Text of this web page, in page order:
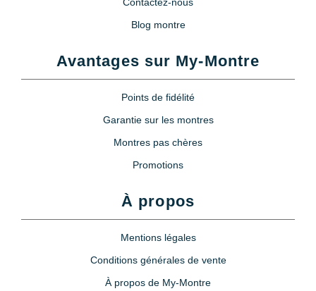
Blog montre
Avantages sur My-Montre
Points de fidélité
Garantie sur les montres
Montres pas chères
Promotions
À propos
Mentions légales
Conditions générales de vente
À propos de My-Montre